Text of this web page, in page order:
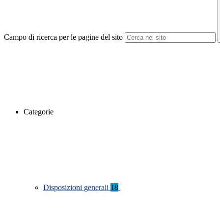
Campo di ricerca per le pagine del sito
Categorie
Disposizioni generali 18